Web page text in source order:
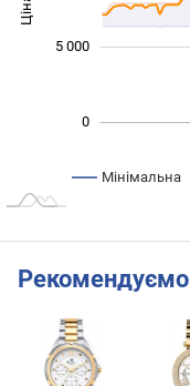
Ціна
0
5 000
Мінімальна
Рекомендуємо